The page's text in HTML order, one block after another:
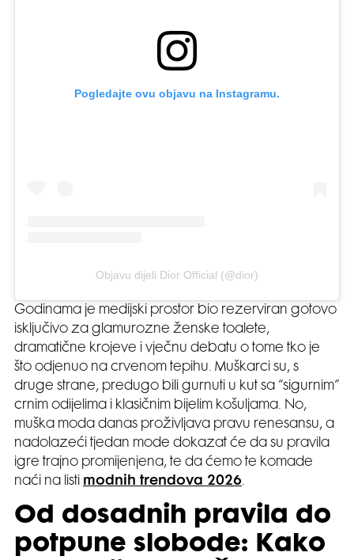
Pogledajte ovu objavu na Instagramu.
Objavu dijeli Dior Official (@dior)
Godinama je medijski prostor bio rezerviran gotovo
isključivo za glamurozne ženske toalete,
dramatične krojeve i vječnu debatu o tome tko je
što odjenuo na crvenom tepihu. Muškarci su, s
druge strane, predugo bili gurnuti u kut sa “sigurnim”
crnim odijelima i klasičnim bijelim košuljama. No,
muška moda danas proživljava pravu renesansu, a
nadolazeći tjedan mode dokazat će da su pravila
igre trajno promijenjena, te da ćemo te komade
naći na listi modnih trendova 2026.
Od dosadnih pravila do
potpune slobode: Kako